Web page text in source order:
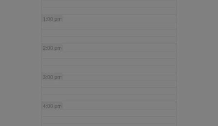
1:00 pm
2:00 pm
3:00 pm
4:00 pm